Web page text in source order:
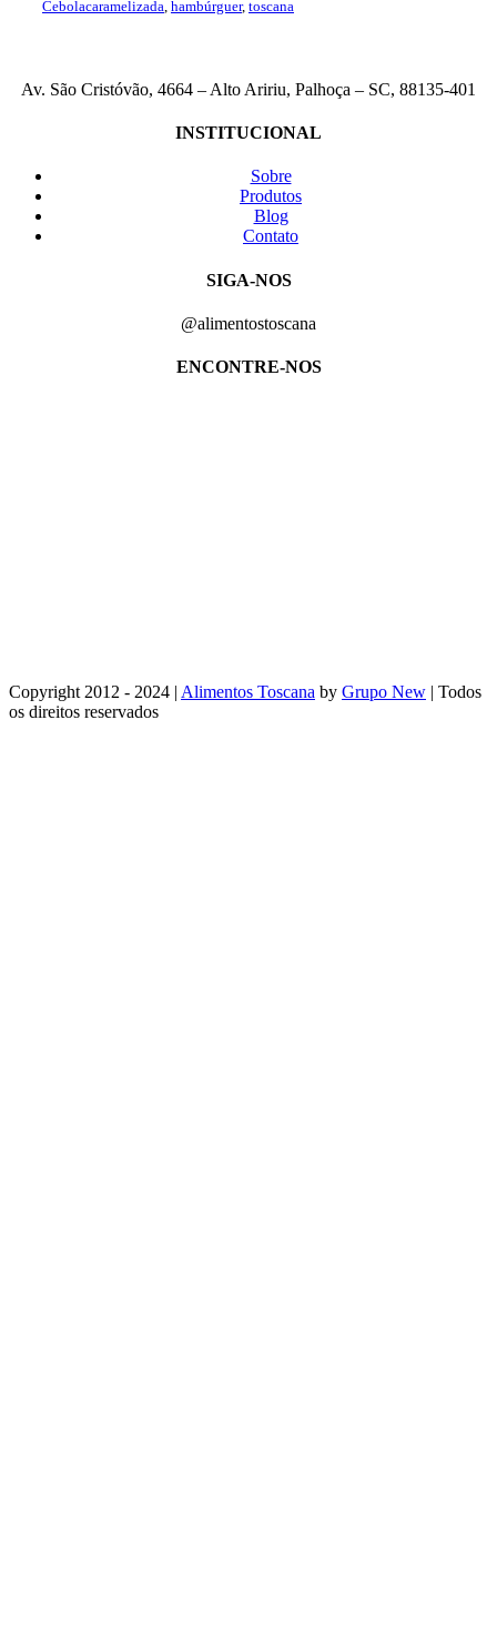
Cebolacaramelizada hambúrguer, toscana
Av. São Cristóvão, 4664 – Alto Aririu, Palhoça – SC, 88135-401
INSTITUCIONAL
Sobre
Produtos
Blog
Contato
SIGA-NOS
@alimentostoscana
ENCONTRE-NOS
Copyright 2012 - 2024 | Alimentos Toscana by Grupo New | Todos
os direitos reservados